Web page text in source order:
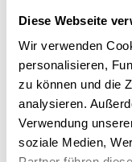
Diese Webseite
Wir verwenden
personalisieren,
zu können und die
analysieren.
Verwendung
soziale Medien,
obtener acceso
rápidamente los
directamente con
Servicio en